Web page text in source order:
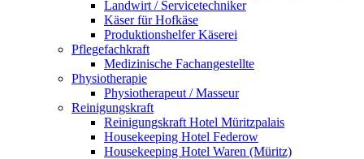
Landwirt / Servicetechniker
Käser für Hofkäse
Produktionshelfer Käserei
Pflegefachkraft
Medizinische Fachangestellte
Physiotherapie
Physiotherapeut / Masseur
Reinigungskraft
Reinigungskraft Hotel Müritzpalais
Housekeeping Hotel Federow
Housekeeping Hotel Waren (Müritz)